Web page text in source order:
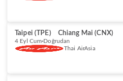
Taipei (TPE) Chiang Mai (CNX)
4 Eyl Cum Doğrudan
Thai AirAsia